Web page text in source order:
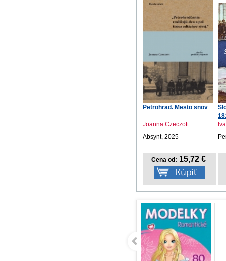
Petrohrad. Mesto snov
Joanna Czeczott
Absynt, 2025
Cena od: 15,72 €